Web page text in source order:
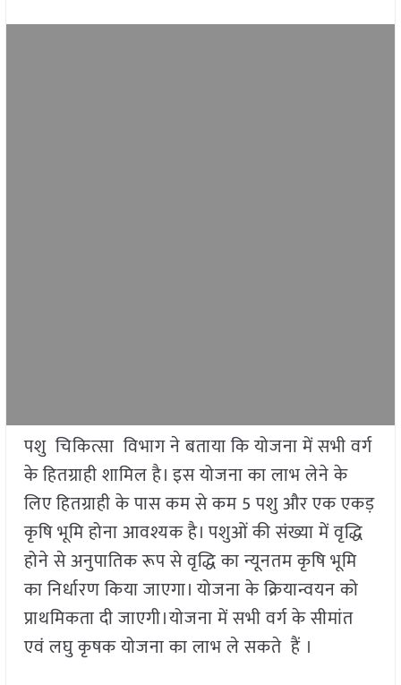
पशु चिकित्सा विभाग ने बताया कि योजना में सभी वर्ग
के हितग्राही शामिल है। इस योजना का लाभ लेने के
लिए हितग्राही के पास कम से कम 5 पशु और एक एकड़
कृषि भूमि होना आवश्यक है। पशुओं की संख्या में वृद्धि
होने से अनुपातिक रूप से वृद्धि का न्यूनतम कृषि भूमि
का निर्धारण किया जाएगा। योजना के क्रियान्वयन को
प्राथमिकता दी जाएगी।योजना में सभी वर्ग के सीमांत
एवं लघु कृषक योजना का लाभ ले सकते हैं ।